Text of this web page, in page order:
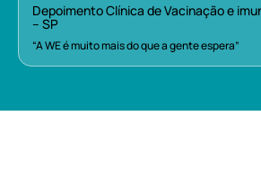
Depoimento Clínica de Vacinação e
– SP
“A WE é muito mais do que a gente espera”